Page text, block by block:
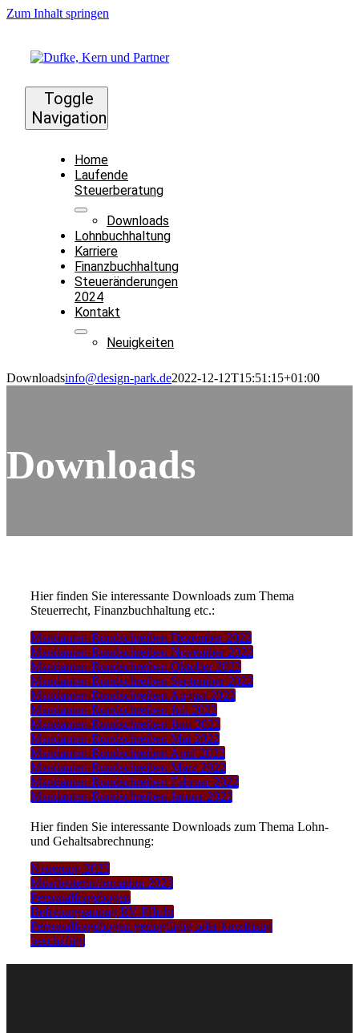
Zum Inhalt springen
Toggle
Navigation
Home
Laufende
Steuerberatung
Downloads
Lohnbuchhaltung
Karriere
Finanzbuchhaltung
Steueränderungen
2024
Kontakt
Neuigkeiten
Downloadsinfo@design-park.de2022-12-12T15:51:15+01:00
Downloads
Hier finden Sie interessante Downloads zum Thema
Steuerrecht, Finanzbuchhaltung etc.:
Mandanten-Rundschreiben Dezember 2022
Mandanten-Rundschreiben November 2022
Mandanten-Rundschreiben Oktober 2022
Mandanten-Rundschreiben September 2022
Mandanten-Rundschreiben August 2022
Mandanten-Rundschreiben Juli 2022
Mandanten-Rundschreiben Juni 2022
Mandanten-Rundschreiben Mai 2022
Mandanten-Rundschreiben April 2022
Mandanten-Rundschreiben März 2022
Mandanten-Rundschreiben Februar 2022
Mandanten-Rundschreiben Januar 2022
Hier finden Sie interessante Downloads zum Thema Lohn-
und Gehaltsabrechnung:
Neuerung 2023
Mitarbeiterinformation 2023
Personalfragebogen
Befreiungsantrag RV-Pflicht
Personalfragebogen geringfügig oder kurzfristig
beschäftigt